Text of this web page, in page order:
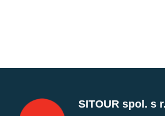
SITOUR spol. s